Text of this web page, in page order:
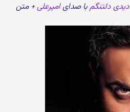
دیدی دلتنگمبا صدایامیرعلی+ متن